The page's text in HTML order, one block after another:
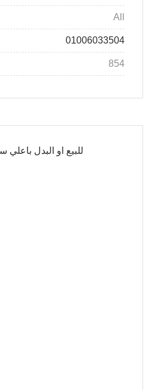
All
01006033504
854
للبيع او البدل باعلي سبرانزا